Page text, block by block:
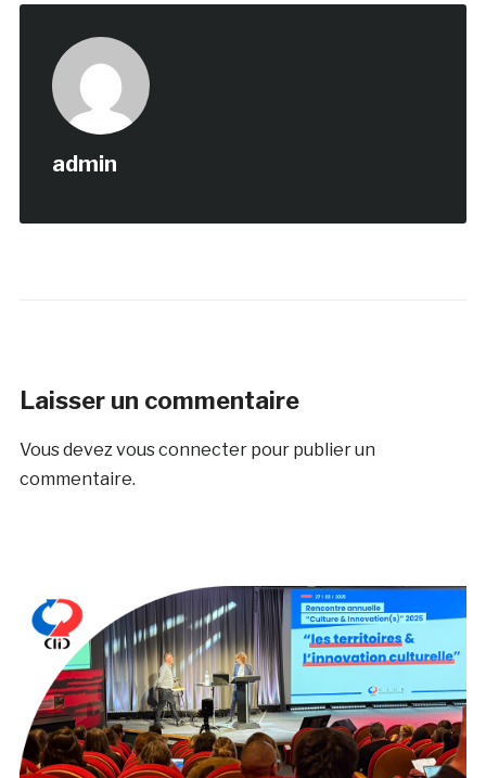
admin
Laisser un commentaire
Vous devez vous connecterpour publier un
commentaire.